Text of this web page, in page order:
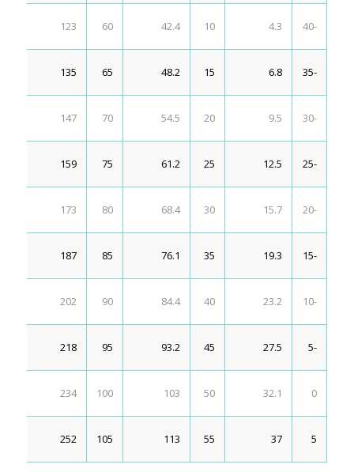
-40
4.3
10
42.4
60
123
-35
6.8
15
48.2
65
135
-30
9.5
20
54.5
70
147
-25
12.5
25
61.2
75
159
-20
15.7
30
68.4
80
173
-15
19.3
35
76.1
85
187
-10
23.2
40
84.4
90
202
-5
27.5
45
93.2
95
218
0
32.1
50
103
100
234
5
37
55
113
105
252